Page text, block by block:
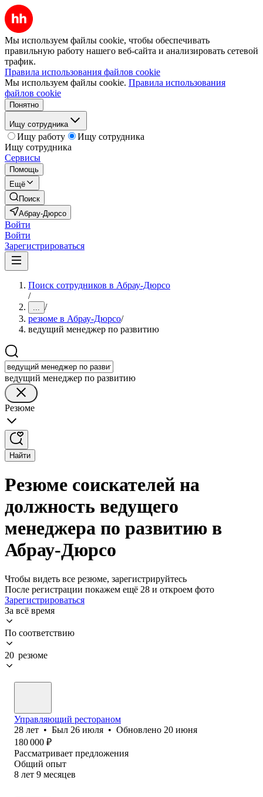
Мы используем файлы cookie, чтобы обеспечивать
правильную работу нашего веб-сайта и анализировать сетевой
трафик.
Правила использования файлов cookie
Мы используем файлы cookie. Правила использования
файлов cookie
Понятно
Ищу сотрудника
Ищу работу
Ищу сотрудника
Ищу сотрудника
Сервисы
Помощь
Ещё
Поиск
Абрау-Дюрсо
Войти
Войти
Зарегистрироваться
Поиск сотрудников в Абрау-Дюрсо
/
... /
резюме в Абрау-Дюрсо/
ведущий менеджер по развитию
ведущий менеджер по развитию
Резюме
Найти
Резюме соискателей на
должность ведущего
менеджера по развитию в
Абрау-Дюрсо
Чтобы видеть все резюме, зарегистрируйтесь
После регистрации покажем ещё 28 и откроем фото
Зарегистрироваться
За всё время
По соответствию
20 резюме
Управляющий рестораном
28 лет • Был 26 июля • Обновлено 20 июня
180 000 ₽
Рассматривает предложения
Общий опыт
8 лет 9 месяцев